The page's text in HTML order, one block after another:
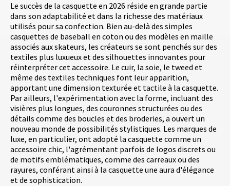
Le succès de la casquette en 2026 réside en grande partie
dans son adaptabilité et dans la richesse des matériaux
utilisés pour sa confection. Bien au-delà des simples
casquettes de baseball en coton ou des modèles en maille
associés aux skateurs, les créateurs se sont penchés sur des
textiles plus luxueux et des silhouettes innovantes pour
réinterpréter cet accessoire. Le cuir, la soie, le tweed et
même des textiles techniques font leur apparition,
apportant une dimension texturée et tactile à la casquette.
Par ailleurs, l'expérimentation avec la forme, incluant des
visières plus longues, des couronnes structurées ou des
détails comme des boucles et des broderies, a ouvert un
nouveau monde de possibilités stylistiques. Les marques de
luxe, en particulier, ont adopté la casquette comme un
accessoire chic, l'agrémentant parfois de logos discrets ou
de motifs emblématiques, comme des carreaux ou des
rayures, conférant ainsi à la casquette une aura d'élégance
et de sophistication.